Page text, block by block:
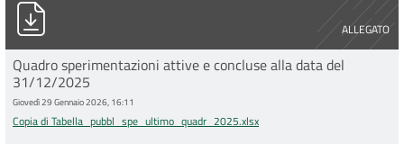
ALLEGATO
Quadro sperimentazioni attive e concluse alla data del
31/12/2025
Giovedì 29 Gennaio 2026, 16:11
Copia di Tabella_pubbl_spe_ultimo_quadr_2025.xlsx